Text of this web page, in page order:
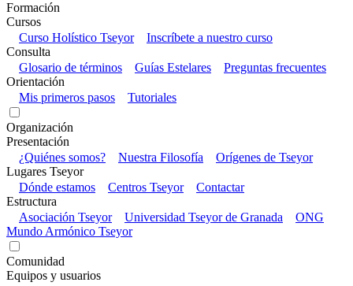
Formación
Cursos
Curso Holístico Tseyor
Inscríbete a nuestro curso
Consulta
Glosario de términos
Guías Estelares
Preguntas frecuentes
Orientación
Mis primeros pasos
Tutoriales
Organización
Presentación
¿Quiénes somos?
Nuestra Filosofía
Orígenes de Tseyor
Lugares Tseyor
Dónde estamos
Centros Tseyor
Contactar
Estructura
Asociación Tseyor
Universidad Tseyor de Granada
ONG
Mundo Armónico Tseyor
Comunidad
Equipos y usuarios